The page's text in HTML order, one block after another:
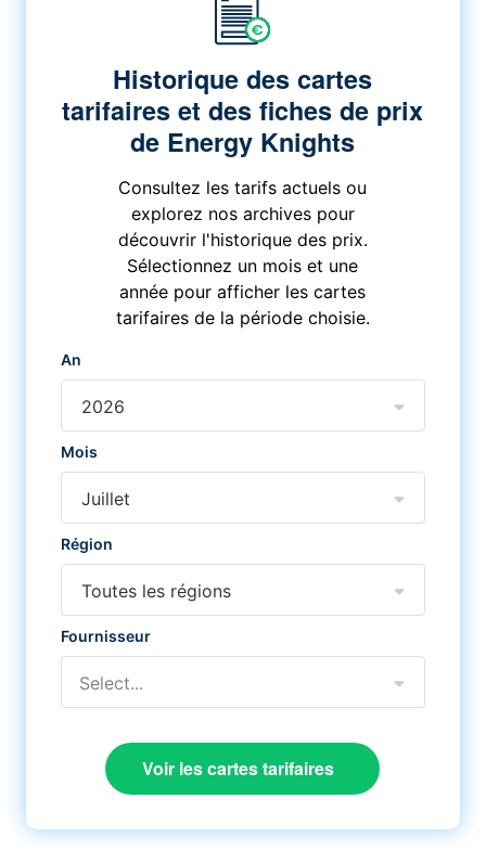
Historique des cartes
tarifaires et des fiches de prix
de Energy Knights
Consultez les tarifs actuels ou
explorez nos archives pour
découvrir l'historique des prix.
Sélectionnez un mois et une
année pour afficher les cartes
tarifaires de la période choisie.
An
2026
Mois
Juillet
Région
Toutes les régions
Fournisseur
Select...
Voir les cartes tarifaires